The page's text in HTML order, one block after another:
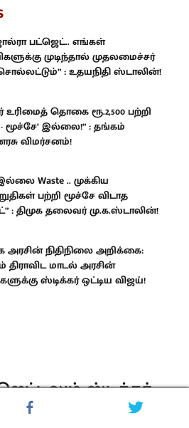
பட்ஜெட்.. எங்கள்
முடிந்தால் முதலமைச்சர்
: உதயநிதி ஸ்டாலின்!
உரிமைத் தொகை ரூ.2,500 பற்றி
- மூச்சே’ இல்லை!” : தங்கம்
விமர்சனம்!
Waste .. முக்கிய
பற்றி மூச்சே விடாத
: திமுக தலைவர் மு.க.ஸ்டாலின்!
அரசின் நிதிநிலை அறிக்கை:
திராவிட மாடல் அரசின்
ஸ்டிக்கர் ஒட்டிய விஜய்!
ஸ்டிக்கர்
அரசு : பல